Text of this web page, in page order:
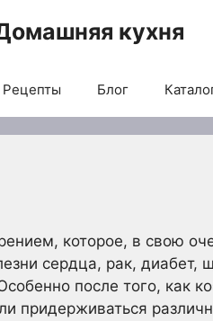
кухня
Рецепты Блог
которое, в свою
сердца, рак,
после того, как
придерживаться